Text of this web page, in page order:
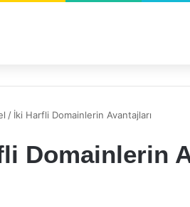
/ İki Harfli Domainlerin Avantajları
Domainlerin